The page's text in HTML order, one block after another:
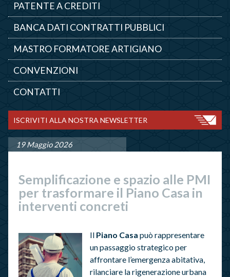
PATENTE A CREDITI
BANCA DATI CONTRATTI PUBBLICI
MASTRO FORMATORE ARTIGIANO
CONVENZIONI
CONTATTI
ISCRIVITI ALLA NOSTRA NEWSLETTER
19 Maggio 2026
Semplificazione e spazio alle PMI
per trasformare il Piano Casa in
interventi concreti
Il Piano Casa può rappresentare
un passaggio strategico per
affrontare l’emergenza abitativa,
rilanciare la rigenerazione urbana